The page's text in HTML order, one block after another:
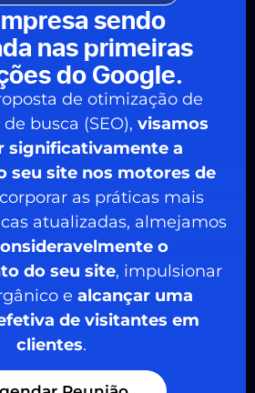
sendo
nas primeiras
do Google.
de otimização de
busca (SEO), visamos
significativamente a
seu site nos motores de
as práticas mais
atualizadas, almejamos
o
do seu site, impulsionar
e alcançar uma
de visitantes em
clientes.